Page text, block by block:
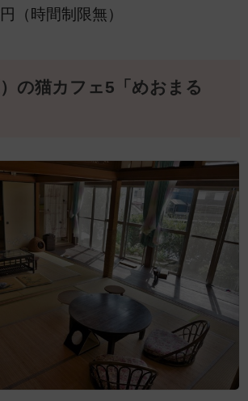
（時間制限無）
の猫カフェ5「めおまる